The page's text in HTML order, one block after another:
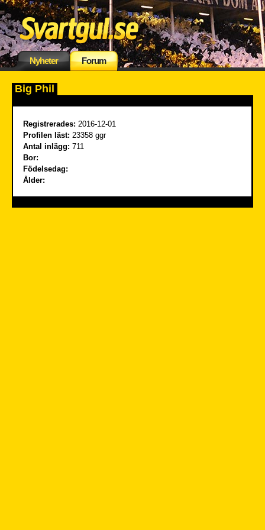
Nyheter Forum
Big Phil
Registrerades: 2016-12-01
Profilen läst: 23358 ggr
Antal inlägg: 711
Bor:
Födelsedag:
Ålder: